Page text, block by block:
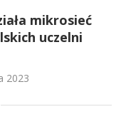
mikrosieć
uczelni
2023